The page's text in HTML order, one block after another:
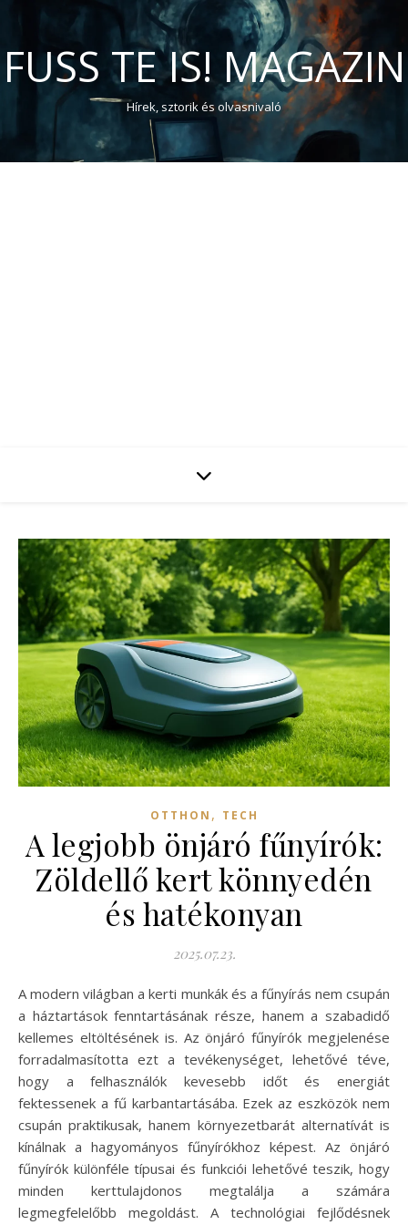
FUSS TE IS! MAGAZIN
Hírek, sztorik és olvasnivaló
OTTHON , TECH
A legjobb önjáró fűnyírók:
Zöldellő kert könnyedén
és hatékonyan
2025.07.23.
A modern világban a kerti munkák és a fűnyírás nem csupán
a háztartások fenntartásának része, hanem a szabadidő
kellemes eltöltésének is. Az önjáró fűnyírók megjelenése
forradalmasította ezt a tevékenységet, lehetővé téve,
hogy a felhasználók kevesebb időt és energiát
fektessenek a fű karbantartásába. Ezek az eszközök nem
csupán praktikusak, hanem környezetbarát alternatívát is
kínálnak a hagyományos fűnyírókhoz képest. Az önjáró
fűnyírók különféle típusai és funkciói lehetővé teszik, hogy
minden kerttulajdonos megtalálja a számára
legmegfelelőbb megoldást. A technológiai fejlődésnek